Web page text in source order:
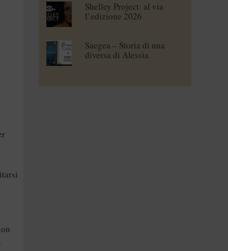
Shelley Project: al via
l’edizione 2026
Saegea – Storia di una
diversa di Alessia